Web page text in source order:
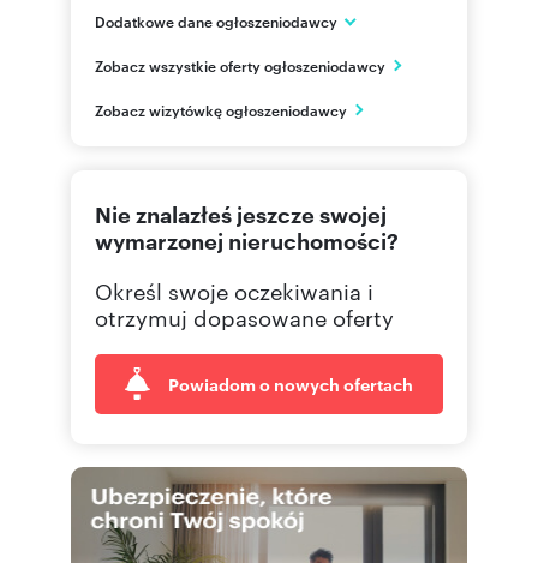
Dodatkowe dane ogłoszeniodawcy
Łódź
PL
502 03 Pokaż telefon
Zobacz wszystkie oferty ogłoszeniodawcy
Zobacz wizytówkę ogłoszeniodawcy
Nie znalazłeś jeszcze swojej
wymarzonej nieruchomości?
Określ swoje oczekiwania i
otrzymuj dopasowane oferty
Powiadom o nowych ofertach